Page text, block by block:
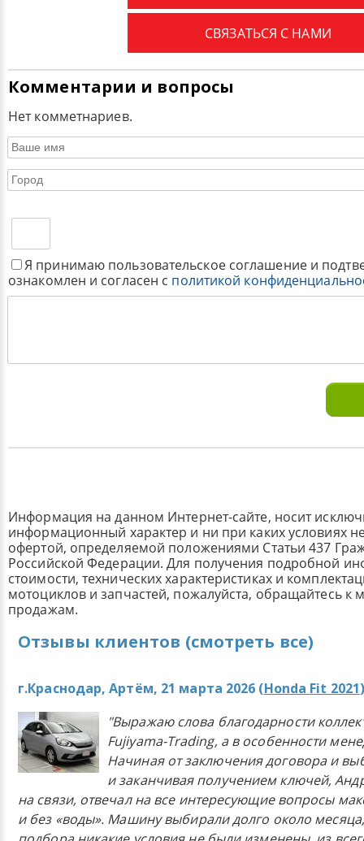
СВЯЗАТЬСЯ С НАМИ
Комментарии и вопросы
Нет комметнариев.
Я принимаю пользовательское соглашение и
ознакомлен и согласен с политикой
Информация на данном Интернет-сайте, носит
информационный характер и ни при каких условиях
офертой, определяемой положениями Статьи 437
Российской Федерации. Для получения подробной
стоимости, технических характеристиках и
мотоциклов и запчастей, пожалуйста, обращайтесь к
продажам.
Отзывы клиентов (смотреть все)
г.Краснодар, Артём, 21 марта 2026 (Honda Fit 2021
"Выражаю слова благодарности
Fujiyama-Trading, а в особенности
Начиная от заключения договора и
и заканчивая получением ключей,
на связи, отвечал на все интересующие вопросы
и без «воды». Машину выбирали долго около